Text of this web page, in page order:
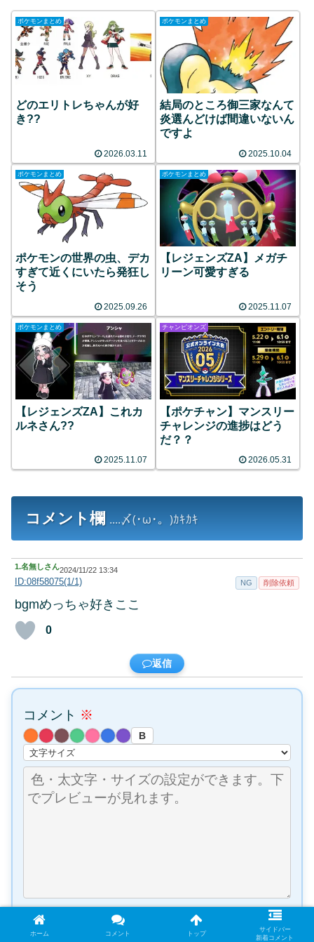
ポケモンまとめ
どのエリトレちゃんが好
き??
2026.03.11
ポケモンまとめ
結局のところ御三家なんて
炎選んどけば間違いないん
ですよ
2025.10.04
ポケモンまとめ
ポケモンの世界の虫、デカ
すぎて近くにいたら発狂し
そう
2025.09.26
ポケモンまとめ
【レジェンズZA】メガチ
リーン可愛すぎる
2025.11.07
ポケモンまとめ
【レジェンズZA】これカ
ルネさん??
2025.11.07
チャンピオンズ
【ポケチャン】マンスリー
チャレンジの進捗はどう
だ？？
2026.05.31
コメント欄 ....〆(･ω･。)ｶｷｶｷ
1.名無しさん2024/11/22 13:34
ID:08f58075(1/1) NG 削除依頼
bgmめっちゃ好きここ
0
返信
コメント ※
B
👁️ プレビュー (実際の見え方)
ホーム コメント トップ
サイドバー
新着コメント